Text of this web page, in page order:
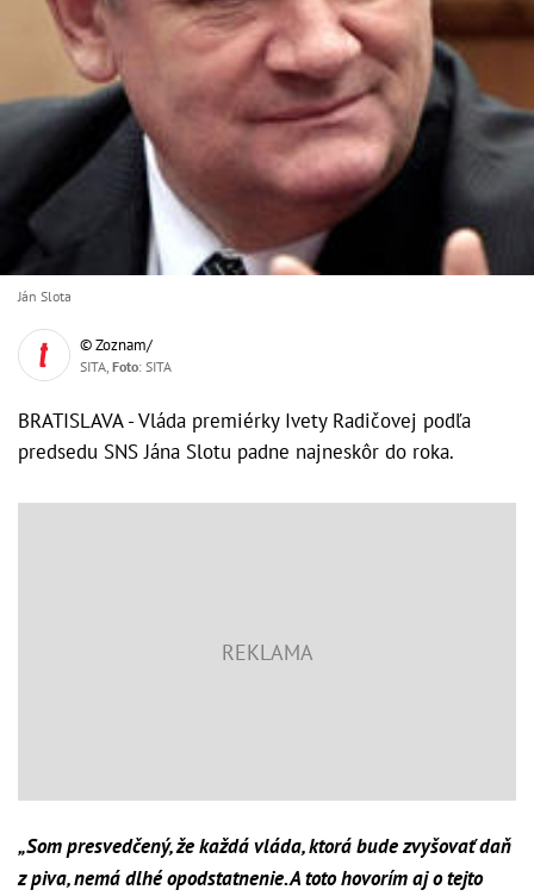
Ján Slota
© Zoznam/
SITA, Foto: SITA
BRATISLAVA - Vláda premiérky Ivety Radičovej podľa
predsedu SNS Jána Slotu padne najneskôr do roka.
„Som presvedčený, že každá vláda, ktorá bude zvyšovať daň
z piva, nemá dlhé opodstatnenie. A toto hovorím aj o tejto